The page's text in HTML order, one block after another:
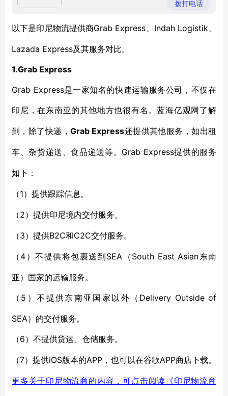
拨打电话
以下是印尼物流提供商Grab Express、Indah Logistik、
Lazada Express及其服务对比。
1.Grab Express
Grab Express是一家知名的快速运输服务公司，不仅在
印尼，在东南亚的其他地方也很有名 。蓝海亿观网了解
到， 除了快递， Grab Express还提供其他服务，如出租
车、杂货递送、食品递送等。 Grab Express提供的服务
如下：
（1）提供跟踪信息。
（2）提供印尼境内交付服务。
（3）提供B2C和C2C交付服务。
（ 4）不提供将包裹送到 SEA（South East Asian东南
亚）国家的运输服务。
（ 5）不 提供东南亚国家以外（ Delivery Outside of
SEA）的交付服务。
（6） 不提供货运 仓储服务。
（7）提供iOS版本的APP，也可以在谷歌APP商店下载。
更多关于印尼物流商的内容，可点击阅读《印尼物流商